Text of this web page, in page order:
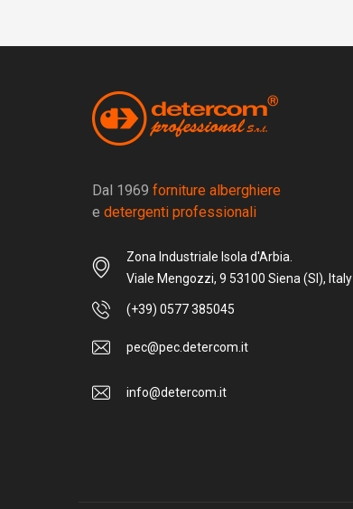
Dal 1969 forniture alberghiere
e detergenti professionali
Zona Industriale Isola d'Arbia.
Viale Mengozzi, 9 53100 Siena (SI), Italy
(+39) 0577 385045
pec@pec.detercom.it
info@detercom.it